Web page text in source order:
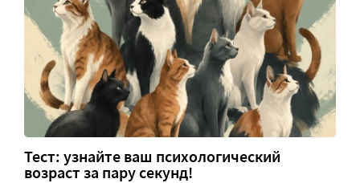
Тест: узнайте ваш психологический
возраст за пару секунд!